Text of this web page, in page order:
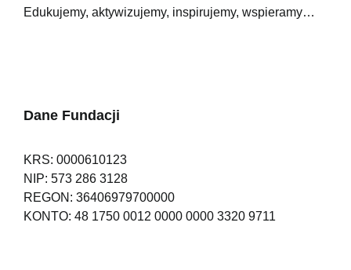
Edukujemy, aktywizujemy, inspirujemy, wspieramy…
Dane Fundacji
KRS: 0000610123
NIP: 573 286 3128
REGON: 36406979700000
KONTO: 48 1750 0012 0000 0000 3320 9711